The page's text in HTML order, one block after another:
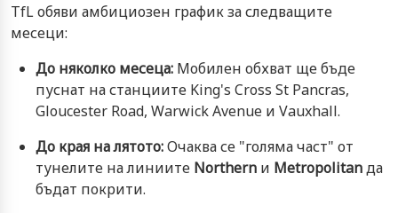
TfL обяви амбициозен график за следващите
месеци:
До няколко месеца: Мобилен обхват ще бъде
пуснат на станциите King's Cross St Pancras,
Gloucester Road, Warwick Avenue и Vauxhall.
До края на лятото:Очаква се "голяма част" от
тунелите на линиите Northern и Metropolitanда
бъдат покрити.